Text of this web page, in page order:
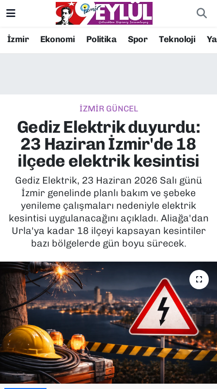
İzmir Ekonomi Politika Spor Teknoloji
İZMİR GÜNCEL
Gediz Elektrik duyurdu:
23 Haziran İzmir'de 18
ilçede elektrik kesintisi
Gediz Elektrik, 23 Haziran 2026 Salı günü
İzmir genelinde planlı bakım ve şebeke
yenileme çalışmaları nedeniyle elektrik
kesintisi uygulanacağını açıkladı. Aliağa'dan
Urla'ya kadar 18 ilçeyi kapsayan kesintiler
bazı bölgelerde gün boyu sürecek.
Resmi İlanlar
EKONOMİ
KÜLTÜR SANAT
MAGAZİN
POLİTİKA
SAĞLIK
SPOR
TEKNOLOJİ
YAŞAM
YEREL YÖNETİMLER
Konak Nöbetçi Eczaneler
Süper Lig Puan Durumu ve Fikstür
Tüm Manşetler
Son Dakika Haberleri
Haber Arşivi